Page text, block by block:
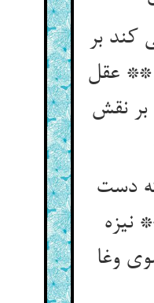
بر
عقل
نقش
دست
نیزه